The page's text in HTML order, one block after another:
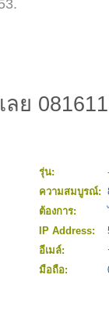
ย
รุ่น:
ความสมบูรณ์:
ต้องการ:
IP Address:
อีเมล์:
มือถือ: